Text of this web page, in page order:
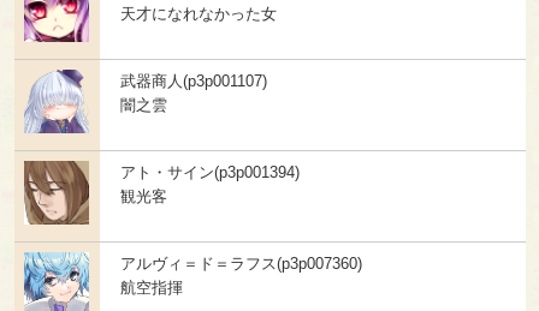
天才になれなかった女
武器商人(p3p001107)
闇之雲
アト・サイン(p3p001394)
観光客
アルヴィ＝ド＝ラフス(p3p007360)
航空指揮